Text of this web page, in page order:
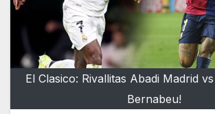
El Clasico: Rivallitas Abadi Madrid
Bernabeu!